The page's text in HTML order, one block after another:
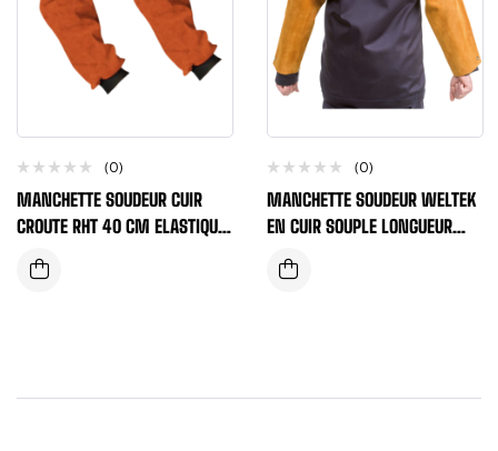
(0)
MANCHETTE SOUDEUR CUIR
CROUTE RHT 40 CM ELASTIQUE
VENDUE PAR PAIRE
(0)
MANCHETTE SOUDEUR WELTEK
EN CUIR SOUPLE LONGUEUR
45CM ET 65CM VERSION
ELASTICS